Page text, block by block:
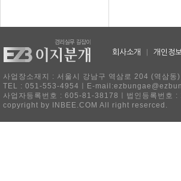
회사소개 개인정
사업장소재지 : 서울시 강남구 역삼로 204 (역삼
TEL : 051-553-4954ㅣE-
사업자등록번호 : 605-81-38178ㅣ법인등록번호
copyright by INBEE.COM All right reserced.